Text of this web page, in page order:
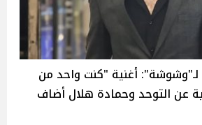
أغنية "كنت واحد من
عن التوحد وحمادة هلال أضاف